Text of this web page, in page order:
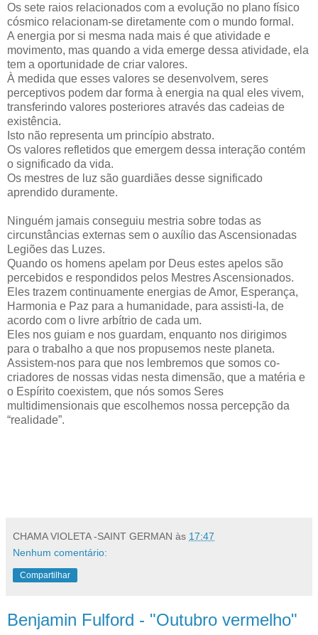
Os sete raios relacionados com a evolução no plano físico
cósmico relacionam-se diretamente com o mundo formal.
A energia por si mesma nada mais é que atividade e
movimento, mas quando a vida emerge dessa atividade, ela
tem a oportunidade de criar valores.
À medida que esses valores se desenvolvem, seres
perceptivos podem dar forma à energia na qual eles vivem,
transferindo valores posteriores através das cadeias de
existência.
Isto não representa um princípio abstrato.
Os valores refletidos que emergem dessa interação contém
o significado da vida.
Os mestres de luz são guardiães desse significado
aprendido duramente.
Ninguém jamais conseguiu mestria sobre todas as
circunstâncias externas sem o auxílio das Ascensionadas
Legiões das Luzes.
Quando os homens apelam por Deus estes apelos são
percebidos e respondidos pelos Mestres Ascensionados.
Eles trazem continuamente energias de Amor, Esperança,
Harmonia e Paz para a humanidade, para assisti-la, de
acordo com o livre arbítrio de cada um.
Eles nos guiam e nos guardam, enquanto nos dirigimos
para o trabalho a que nos propusemos neste planeta.
Assistem-nos para que nos lembremos que somos co-
criadores de nossas vidas nesta dimensão, que a matéria e
o Espírito coexistem, que nós somos Seres
multidimensionais que escolhemos nossa percepção da
“realidade”.
CHAMA VIOLETA -SAINT GERMAN às 17:47
Nenhum comentário:
Compartilhar
Benjamin Fulford - "Outubro vermelho"